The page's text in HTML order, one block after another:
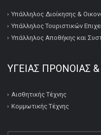
Υπάλληλος Διοίκησης &
Υπάλληλος Τουριστικών
Υπάλληλος Αποθήκης και
ΥΓΕΙΑΣ ΠΡΟΝΟΙΑΣ &
Αισθητικής Τέχνης
Κομμωτικής Τέχνης